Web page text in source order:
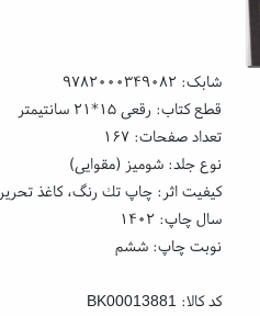
شابک:۹۷۸۲۰۰۰۳۴۹۰۸۲
قطع کتاب: رقعی ۱۵*۲۱ سانتیمتر
تعداد صفحات: ۱۶۷
نوع جلد: شومیز (مقوایی)
کیفیت اثر: چاپ تك رنگ، کاغذ تحریر
سال چاپ: ۱۴۰۲
نوبت چاپ: ششم
کد کالا:BK00013881